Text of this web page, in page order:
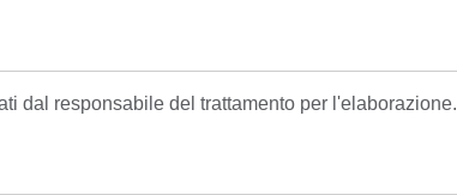
dal responsabile del trattamento per l'elaborazione.